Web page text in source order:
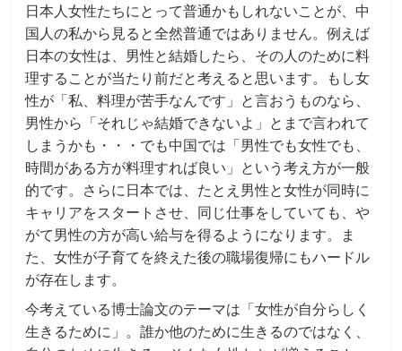
日本人女性たちにとって普通かもしれないことが、中
国人の私から見ると全然普通ではありません。例えば
日本の女性は、男性と結婚したら、その人のために料
理することが当たり前だと考えると思います。もし女
性が「私、料理が苦手なんです」と言おうものなら、
男性から「それじゃ結婚できないよ」とまで言われて
しまうかも・・・でも中国では「男性でも女性でも、
時間がある方が料理すれば良い」という考え方が一般
的です。さらに日本では、たとえ男性と女性が同時に
キャリアをスタートさせ、同じ仕事をしていても、や
がて男性の方が高い給与を得るようになります。ま
た、女性が子育てを終えた後の職場復帰にもハードル
が存在します。
今考えている博士論文のテーマは「女性が自分らしく
生きるために」。誰か他のために生きるのではなく、